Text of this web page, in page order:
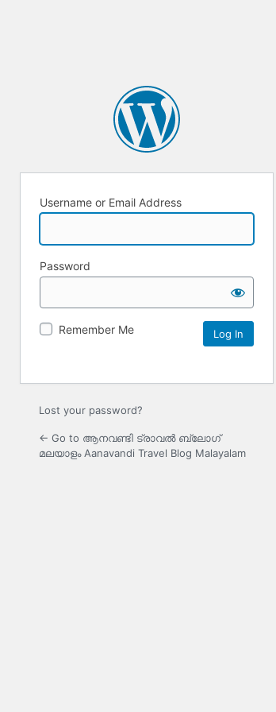
Username or Email Address
Password
Remember Me
Lost your password?
← Go to ആനവണ്ടി ട്രാവൽ ബ്ലോഗ്
മലയാളം Aanavandi Travel Blog Malayalam